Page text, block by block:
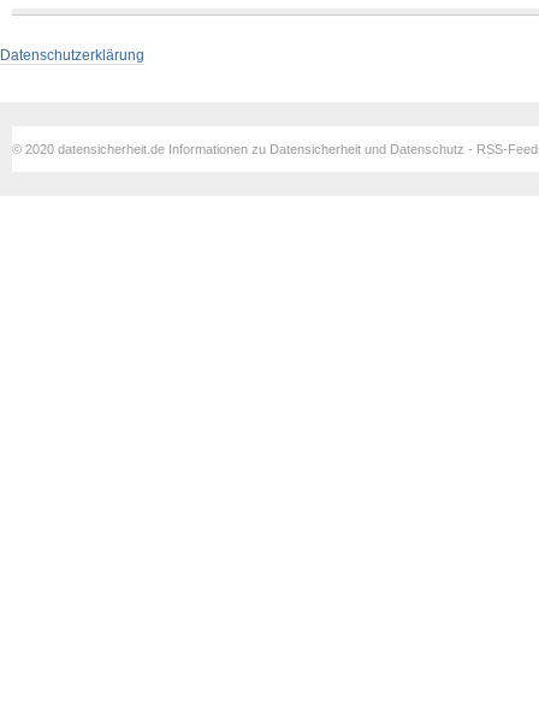
Datenschutzerklärung
© 2020 datensicherheit.de Informationen zu Datensicherheit und Datenschutz - RSS-